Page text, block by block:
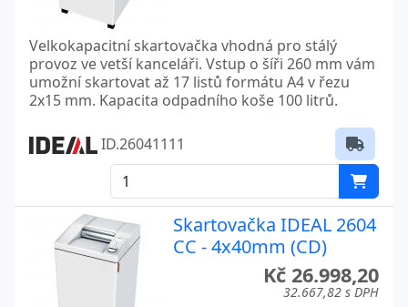
Velkokapacitní skartovačka vhodná pro stálý
provoz ve vetší kanceláři. Vstup o šíři 260 mm vám
umožní skartovat až 17 listů formátu A4 v řezu
2x15 mm. Kapacita odpadního koše 100 litrů.
ID.26041111
Skartovačka IDEAL 2604
CC - 4x40mm (CD)
Kč 26.998,20
32.667,82 s DPH